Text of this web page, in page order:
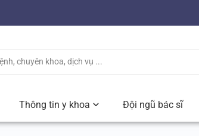
Thông tin y khoa Đội ngũ bác sĩ